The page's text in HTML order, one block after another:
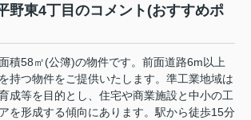
野東4丁目のコメント(おすすめポ
積58㎡(公簿)の物件です。前面道路6m以上
持つ物件をご提供いたします。準工業地域は
成等を目的とし、住宅や商業施設と中小の工
を形成する傾向にあります。駅から徒歩15分